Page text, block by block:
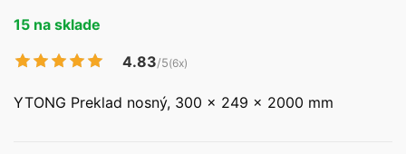
15 na sklade
4.83/5(6x)
YTONG Preklad nosný, 300 x 249 x 2000 mm